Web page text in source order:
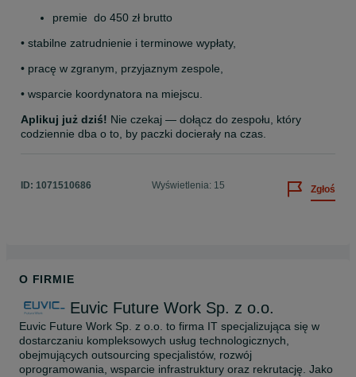
premie  do 450 zł brutto
• stabilne zatrudnienie i terminowe wypłaty,
• pracę w zgranym, przyjaznym zespole,
• wsparcie koordynatora na miejscu.
Aplikuj już dziś! Nie czekaj — dołącz do zespołu, który
codziennie dba o to, by paczki docierały na czas.
ID: 1071510686 Wyświetlenia: 15 Zgłoś
O FIRMIE
Euvic Future Work Sp. z o.o.
Euvic Future Work Sp. z o.o. to firma IT specjalizująca się w
dostarczaniu kompleksowych usług technologicznych,
obejmujących outsourcing specjalistów, rozwój
oprogramowania, wsparcie infrastruktury oraz rekrutację. Jako